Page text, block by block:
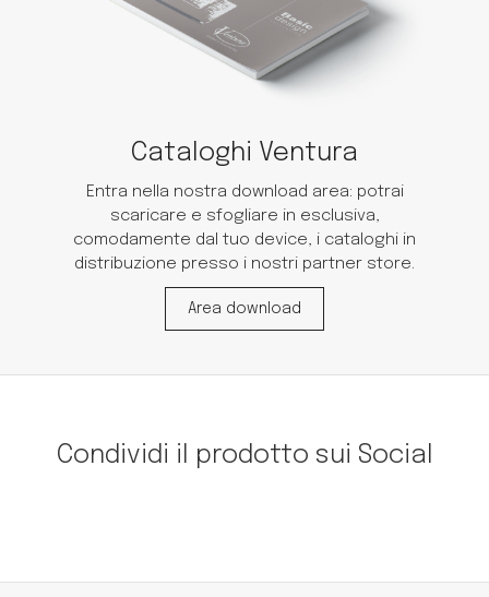
Cataloghi Ventura
Entra nella nostra download area: potrai
scaricare e sfogliare in esclusiva,
comodamente dal tuo device, i cataloghi in
distribuzione presso i nostri partner store.
Area download
Condividi il prodotto sui Social